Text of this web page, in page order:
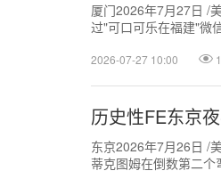
厦门2026年7月27日 /
过"可口可乐在福建"微
2026-07-27 10:00
历史性FE东京
东京2026年7月26日 /
蒂克图姆在倒数第二个